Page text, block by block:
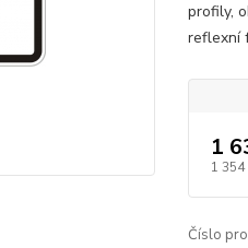
profily,
reflexní
1
1 354
Číslo